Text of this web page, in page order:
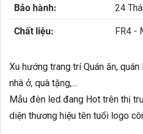
Bảo hành: 24
Chất liệu: FR4 -
Xu hướng trang trí Quán ăn, quán
nhà ở, quà tặng,...
Mẫu đèn led đang Hot trên thị
diện thương hiệu tên tuổi logo